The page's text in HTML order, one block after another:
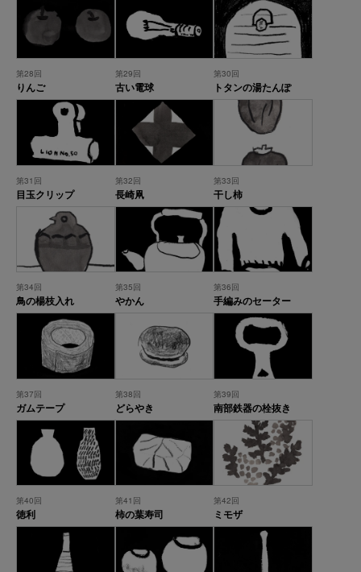
第28回
りんご
第29回
古い電球
第30回
トタンの湯たんぽ
第31回
目玉クリップ
第32回
長崎凧
第33回
干し柿
第34回
鳥の楊枝入れ
第35回
やかん
第36回
手編みのセーター
第37回
ガムテープ
第38回
どらやき
第39回
南部鉄器の栓抜き
第40回
徳利
第41回
柿の葉寿司
第42回
ミモザ